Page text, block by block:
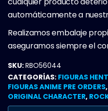
automáticamente a
Realizamos embalaje
aseguramos siempre el
SKU:RBO56044
CATEGORÍAS: FIGURAS
FIGURAS ANIME PRE ORDERS,
ORIGINAL CHARACTER,